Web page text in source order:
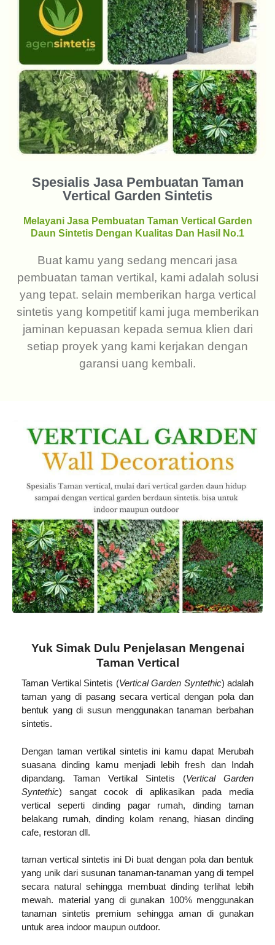
Spesialis Jasa Pembuatan Taman
Vertical Garden Sintetis
Melayani Jasa Pembuatan Taman Vertical Garden
Daun Sintetis Dengan Kualitas Dan Hasil No.1
Buat kamu yang sedang mencari jasa
pembuatan taman vertikal, kami adalah solusi
yang tepat. selain memberikan harga vertical
sintetis yang kompetitif kami juga memberikan
jaminan kepuasan kepada semua klien dari
setiap proyek yang kami kerjakan dengan
garansi uang kembali.
Yuk Simak Dulu Penjelasan Mengenai
Taman Vertical
Taman Vertikal Sintetis (Vertical Garden Syntethic) adalah
taman yang di pasang secara vertical dengan pola dan
bentuk yang di susun menggunakan tanaman berbahan
sintetis.
Dengan taman vertikal sintetis ini kamu dapat Merubah
suasana dinding kamu menjadi lebih fresh dan Indah
dipandang. Taman Vertikal Sintetis (Vertical Garden
Syntethic) sangat cocok di aplikasikan pada media
vertical seperti dinding pagar rumah, dinding taman
belakang rumah, dinding kolam renang, hiasan dinding
cafe, restoran dll.
taman vertical sintetis ini Di buat dengan pola dan bentuk
yang unik dari susunan tanaman-tanaman yang di tempel
secara natural sehingga membuat dinding terlihat lebih
mewah. material yang di gunakan 100% menggunakan
tanaman sintetis premium sehingga aman di gunakan
untuk area indoor maupun outdoor.